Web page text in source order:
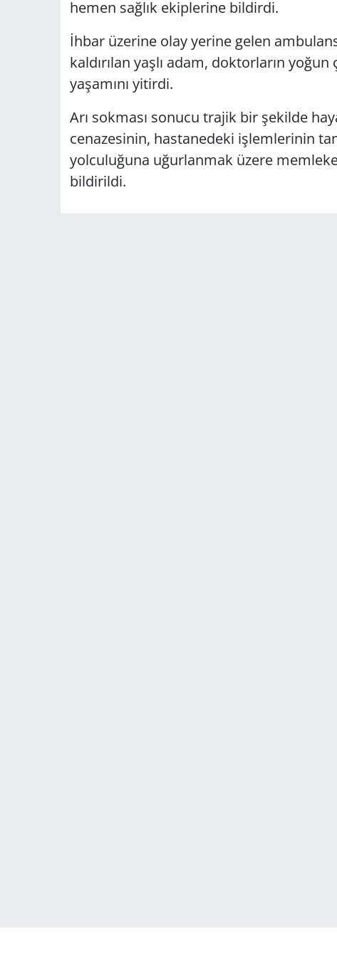
hemen sağlık ekiplerine bildirdi.
İhbar üzerine olay yerine gelen
kaldırılan yaşlı adam, doktorların
yaşamını yitirdi.
Arı sokması sonucu trajik bir şekilde
cenazesinin, hastanedeki işlemlerinin
yolculuğuna uğurlanmak üzere
bildirildi.